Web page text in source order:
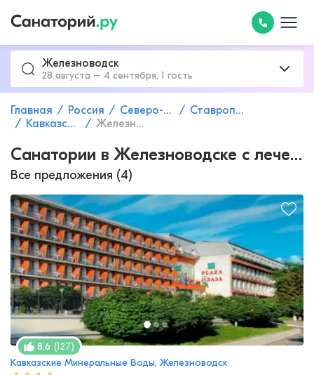
Железноводск
28 августа – 4 сентября, 1 гость
Главная Россия Северо-Кавказский федеральный округ
Ставропольский край
Кавказские Минеральные Воды
Железноводск
Санатории в Железноводске с лечением заболеваний сердечно-сосудистой системы
Все предложения (4)
8.6 (127)
Кавказские Минеральные Воды, Железноводск